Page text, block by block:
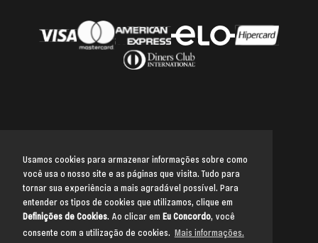
Usamos cookies para armazenar informações sobre como
você usa o nosso site e as páginas que visita. Tudo para
tornar sua experiência a mais agradável possível. Para
entender os tipos de cookies que utilizamos, clique em
Definições de Cookies. Ao clicar em Eu Concordo, você
consente com a utilização de cookies. Mais informações.
Voltar para o topo